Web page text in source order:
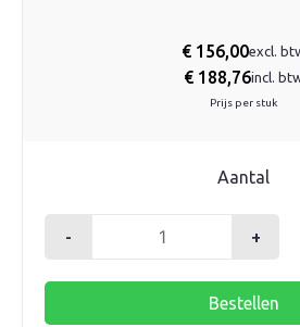
€ 156,00excl.
€ 188,76incl.
Prijs per stuk
Aantal
-
evosta
+
Bestellen